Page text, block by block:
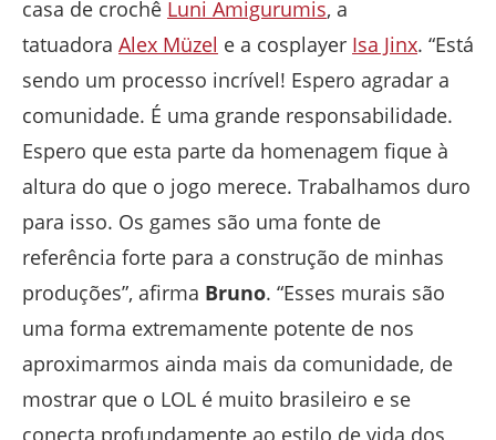
casa de crochê Luni Amigurumis, a
tatuadora Alex Müzel e a cosplayer Isa Jinx. “Está
sendo um processo incrível! Espero agradar a
comunidade. É uma grande responsabilidade.
Espero que esta parte da homenagem fique à
altura do que o jogo merece. Trabalhamos duro
para isso. Os games são uma fonte de
referência forte para a construção de minhas
produções”, afirma Bruno. “Esses murais são
uma forma extremamente potente de nos
aproximarmos ainda mais da comunidade, de
mostrar que o LOL é muito brasileiro e se
conecta profundamente ao estilo de vida dos